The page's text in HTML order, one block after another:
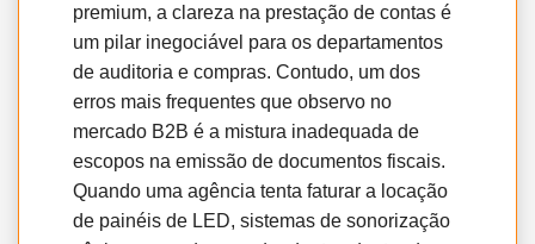
premium, a clareza na prestação de contas é
um pilar inegociável para os departamentos
de auditoria e compras. Contudo, um dos
erros mais frequentes que observo no
mercado B2B é a mistura inadequada de
escopos na emissão de documentos fiscais.
Quando uma agência tenta faturar a locação
de painéis de LED, sistemas de sonorização